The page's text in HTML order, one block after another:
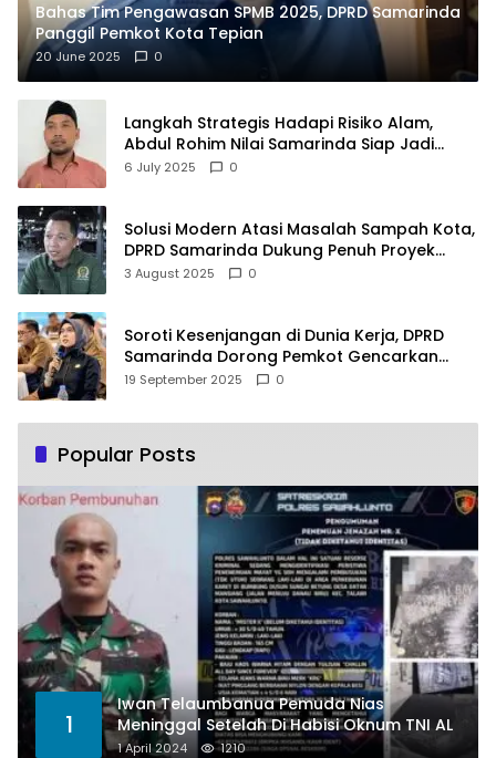
Bahas Tim Pengawasan SPMB 2025, DPRD Samarinda
Panggil Pemkot Kota Tepian
20 June 2025 0
Langkah Strategis Hadapi Risiko Alam,
Abdul Rohim Nilai Samarinda Siap Jadi
Pusat Logistik Bencana Kalimantan
6 July 2025 0
Solusi Modern Atasi Masalah Sampah Kota,
DPRD Samarinda Dukung Penuh Proyek
PLTSA
3 August 2025 0
Soroti Kesenjangan di Dunia Kerja, DPRD
Samarinda Dorong Pemkot Gencarkan
Pemberdayaan Perempuan
19 September 2025 0
Popular Posts
1
Iwan Telaumbanua Pemuda Nias
Meninggal Setelah Di Habisi Oknum TNI AL
1 April 2024 1210